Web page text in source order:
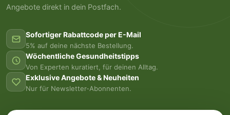
Angebote direkt in dein Postfach.
Sofortiger Rabattcode per E-Mail
5% auf deine nächste Bestellung.
Wöchentliche Gesundheitstipps
Von Experten kuratiert, für deinen Alltag.
Exklusive Angebote & Neuheiten
Nur für Newsletter-Abonnenten.